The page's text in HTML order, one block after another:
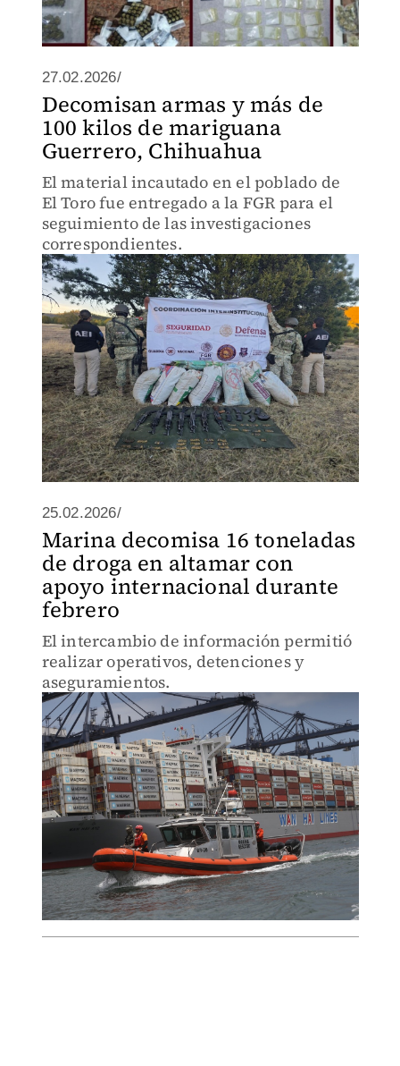
27.02.2026/
Decomisan armas y más de
100 kilos de mariguana
Guerrero, Chihuahua
El material incautado en el poblado de
El Toro fue entregado a la FGR para el
seguimiento de las investigaciones
correspondientes.
25.02.2026/
Marina decomisa 16 toneladas
de droga en altamar con
apoyo internacional durante
febrero
El intercambio de información permitió
realizar operativos, detenciones y
aseguramientos.